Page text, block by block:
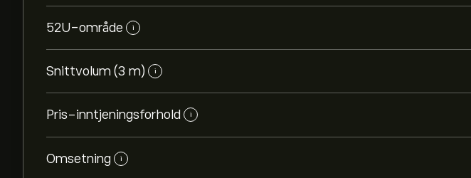
52U-område i
Snittvolum (3 m) i
Pris-inntjeningsforhold i
Omsetning i